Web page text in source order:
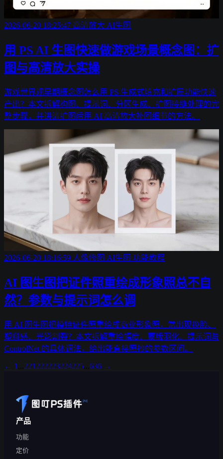
2026-06-20 18:25:47 高清放大 AI生图
用 PS AI 生图快速做游戏场景概念图：扩
图与高清放大实操
游戏世界观早期概念图怎么用 PS 生成式填充和扩展功能快速
产出？本文拆解构图、提示词、分区生成、扩图接缝处理的完
整步骤，并讲清扩图后用 AI 高清放大补回细节的方法。
2026-06-20 18:16:59 人像修图 AI生图 功能教程
AI 图生图把证件照重绘成形象照总不自
然？参数与提示词怎么调
用 AI 图生图把模特证件照重绘成商业形象照，常出现换脸、
塑料感、光影割裂？本文拆解重绘幅度、蒙版羽化、提示词与
ControlNet 的具体调法，给出能直接照抄的参数区间。
← 1 221 222223224225 636 →
产品
功能
定价